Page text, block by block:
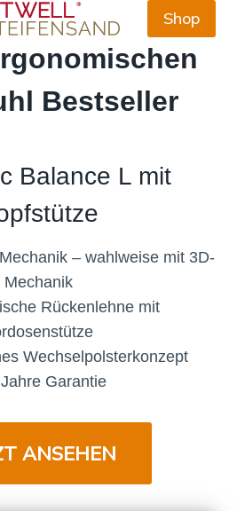
Shop
Bestseller
Balance L mit
– wahlweise mit 3D-
Mechanik
Rückenlehne mit
Wechselpolsterkonzept
Garantie
ANSEHEN